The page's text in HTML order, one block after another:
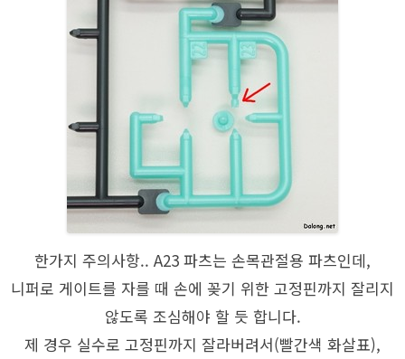
한가지 주의사항.. A23 파츠는 손목관절용 파츠인데,
니퍼로 게이트를 자를 때 손에 꽂기 위한 고정핀까지 잘리지
않도록 조심해야 할 듯 합니다.
제 경우 실수로 고정핀까지 잘라버려서(빨간색 화살표),